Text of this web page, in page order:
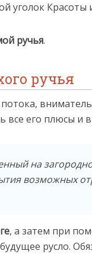
уголок Красоты
ручья.
ручья
все его плюсы и
на
возможных
, а затем при
русло.